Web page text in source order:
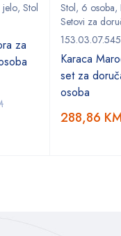
jelo, Stol
za
Stol, 6 osoba,
Setovi za
Karaca
set za
osoba
288,86